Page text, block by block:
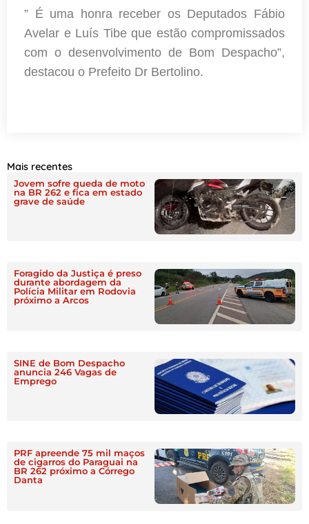
” É uma honra receber os Deputados Fábio
Avelar e Luís Tibe que estão compromissados
com o desenvolvimento de Bom Despacho”,
destacou o Prefeito Dr Bertolino.
Mais recentes
Jovem sofre queda de moto
na BR 262 e fica em estado
grave de saúde
Foragido da Justiça é preso
durante abordagem da
Polícia Militar em Rodovia
próximo a Arcos
SINE de Bom Despacho
anuncia 246 Vagas de
Emprego
PRF apreende 75 mil maços
de cigarros do Paraguai na
BR 262 próximo a Córrego
Danta